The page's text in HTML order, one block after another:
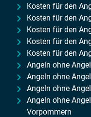
Kosten für den
Kosten für den
Kosten für den
Kosten für den
Kosten für den
Angeln ohne
Angeln ohne
Angeln ohne
Angeln ohne
Vorpommern